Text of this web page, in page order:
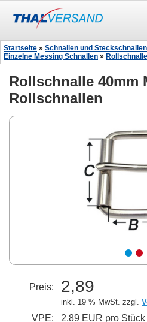
Startseite » Schnallen und Steckschnallen
Einzelne Messing Schnallen »
Rollschnalle 40mm
Rollschnallen
Preis: 2,89
inkl. 19 % MwSt. zzgl.
VPE:
2,89 EUR pro Stück